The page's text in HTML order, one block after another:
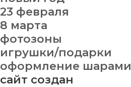
23 февраля
8 марта
фотозоны
игрушки/подарки
оформление шарами
сайт создан